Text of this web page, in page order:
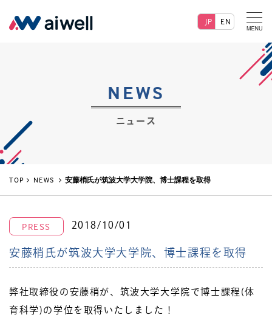
JP EN
NEWS
ニュース
TOP NEWS 安藤梢氏が筑波大学大学院、博士課程を取得
PRESS 2018/10/01
安藤梢氏が筑波大学大学院、博士課程を取得
弊社取締役の安藤梢が、筑波大学大学院で博士課程(体
育科学)の学位を取得いたしました！